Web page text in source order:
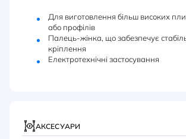
Для виготовлення більш високих
або профілів
Палець-жінка, що забезпечує
кріплення
Електротехнічні застосування
АКСЕСУАРИ